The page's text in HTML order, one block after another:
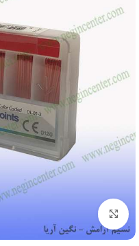
بزرگنمایی تصویر